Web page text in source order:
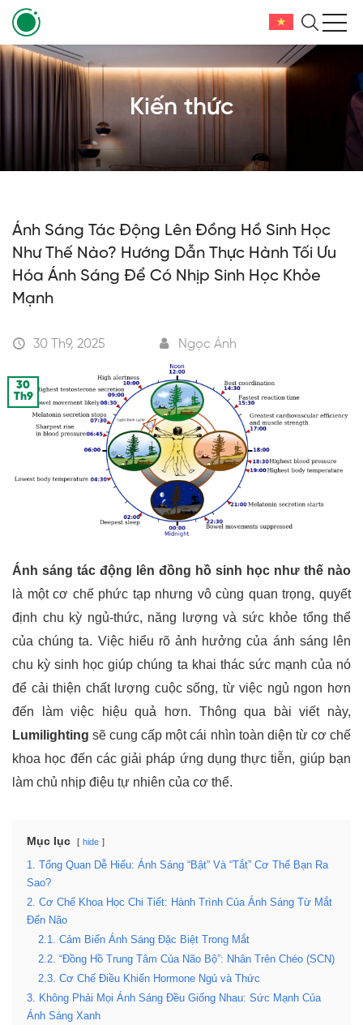
Kiến thức
Ánh Sáng Tác Động Lên Đồng Hồ Sinh Học
Như Thế Nào? Hướng Dẫn Thực Hành Tối Ưu
Hóa Ánh Sáng Để Có Nhịp Sinh Học Khỏe
Mạnh
30 Th9, 2025 Ngọc Ánh
30
Th9
Ánh sáng tác động lên đồng hồ sinh học như thế nào
là một cơ chế phức tạp nhưng vô cùng quan trọng, quyết
định chu kỳ ngủ-thức, năng lượng và sức khỏe tổng thể
của chúng ta. Việc hiểu rõ ảnh hưởng của ánh sáng lên
chu kỳ sinh học giúp chúng ta khai thác sức mạnh của nó
để cải thiện chất lượng cuộc sống, từ việc ngủ ngon hơn
đến làm việc hiệu quả hơn. Thông qua bài viết này,
Lumilighting sẽ cung cấp một cái nhìn toàn diện từ cơ chế
khoa học đến các giải pháp ứng dụng thực tiễn, giúp bạn
làm chủ nhịp điệu tự nhiên của cơ thể.
Mục lục hide
1. Tổng Quan Dễ Hiểu: Ánh Sáng “Bật” Và “Tắt” Cơ Thể Bạn Ra
Sao?
2. Cơ Chế Khoa Học Chi Tiết: Hành Trình Của Ánh Sáng Từ Mắt
Đến Não
2.1. Cảm Biến Ánh Sáng Đặc Biệt Trong Mắt
2.2. “Đồng Hồ Trung Tâm Của Não Bộ”: Nhân Trên Chéo (SCN)
2.3. Cơ Chế Điều Khiển Hormone Ngủ và Thức
3. Không Phải Mọi Ánh Sáng Đều Giống Nhau: Sức Mạnh Của
Ánh Sáng Xanh